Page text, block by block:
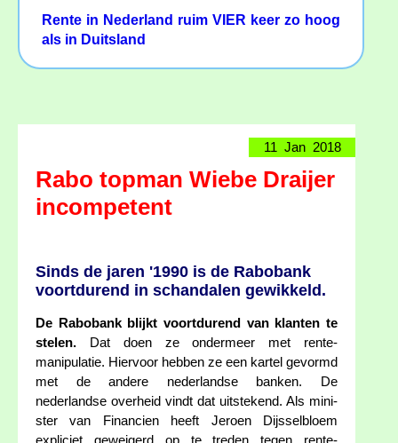
Rente in Nederland ruim VIER keer zo hoog
als in Duitsland
11 Jan 2018
Rabo topman Wiebe Draijer
incompetent
Sinds de jaren '1990 is de Rabobank
voortdurend in schandalen gewikkeld.
De Rabobank blijkt voortdurend van klanten te
stelen. Dat doen ze ondermeer met rente-
manipulatie. Hiervoor hebben ze een kartel gevormd
met de andere nederlandse banken. De
nederlandse overheid vindt dat uitstekend. Als mini-
ster van Financien heeft Jeroen Dijsselbloem